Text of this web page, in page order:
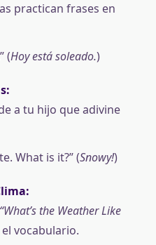
practican frases en
(Hoy está soleado.)
a tu hijo que adivine
What is it?” (Snowy!)
“What’s the Weather Like
vocabulario.